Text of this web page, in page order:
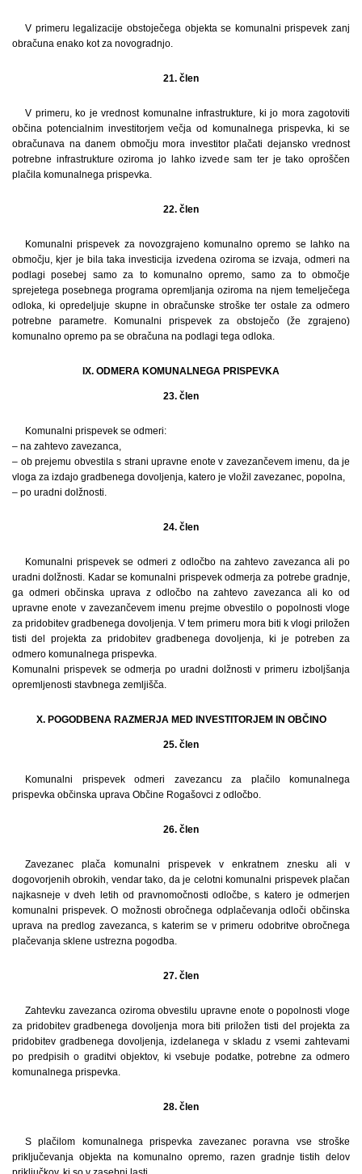
V primeru legalizacije obstoječega objekta se komunalni prispevek zanj
obračuna enako kot za novogradnjo.
21. člen
V primeru, ko je vrednost komunalne infrastrukture, ki jo mora zagotoviti
občina potencialnim investitorjem večja od komunalnega prispevka, ki se
obračunava na danem območju mora investitor plačati dejansko vrednost
potrebne infrastrukture oziroma jo lahko izvede sam ter je tako oproščen
plačila komunalnega prispevka.
22. člen
Komunalni prispevek za novozgrajeno komunalno opremo se lahko na
območju, kjer je bila taka investicija izvedena oziroma se izvaja, odmeri na
podlagi posebej samo za to komunalno opremo, samo za to območje
sprejetega posebnega programa opremljanja oziroma na njem temelječega
odloka, ki opredeljuje skupne in obračunske stroške ter ostale za odmero
potrebne parametre. Komunalni prispevek za obstoječo (že zgrajeno)
komunalno opremo pa se obračuna na podlagi tega odloka.
IX. ODMERA KOMUNALNEGA PRISPEVKA
23. člen
Komunalni prispevek se odmeri:
– na zahtevo zavezanca,
– ob prejemu obvestila s strani upravne enote v zavezančevem imenu, da je
vloga za izdajo gradbenega dovoljenja, katero je vložil zavezanec, popolna,
– po uradni dolžnosti.
24. člen
Komunalni prispevek se odmeri z odločbo na zahtevo zavezanca ali po
uradni dolžnosti. Kadar se komunalni prispevek odmerja za potrebe gradnje,
ga odmeri občinska uprava z odločbo na zahtevo zavezanca ali ko od
upravne enote v zavezančevem imenu prejme obvestilo o popolnosti vloge
za pridobitev gradbenega dovoljenja. V tem primeru mora biti k vlogi priložen
tisti del projekta za pridobitev gradbenega dovoljenja, ki je potreben za
odmero komunalnega prispevka.
Komunalni prispevek se odmerja po uradni dolžnosti v primeru izboljšanja
opremljenosti stavbnega zemljišča.
X. POGODBENA RAZMERJA MED INVESTITORJEM IN OBČINO
25. člen
Komunalni prispevek odmeri zavezancu za plačilo komunalnega
prispevka občinska uprava Občine Rogašovci z odločbo.
26. člen
Zavezanec plača komunalni prispevek v enkratnem znesku ali v
dogovorjenih obrokih, vendar tako, da je celotni komunalni prispevek plačan
najkasneje v dveh letih od pravnomočnosti odločbe, s katero je odmerjen
komunalni prispevek. O možnosti obročnega odplačevanja odloči občinska
uprava na predlog zavezanca, s katerim se v primeru odobritve obročnega
plačevanja sklene ustrezna pogodba.
27. člen
Zahtevku zavezanca oziroma obvestilu upravne enote o popolnosti vloge
za pridobitev gradbenega dovoljenja mora biti priložen tisti del projekta za
pridobitev gradbenega dovoljenja, izdelanega v skladu z vsemi zahtevami
po predpisih o graditvi objektov, ki vsebuje podatke, potrebne za odmero
komunalnega prispevka.
28. člen
S plačilom komunalnega prispevka zavezanec poravna vse stroške
priključevanja objekta na komunalno opremo, razen gradnje tistih delov